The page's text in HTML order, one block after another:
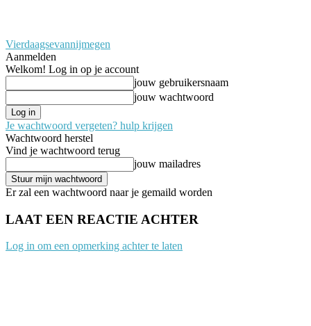
Vierdaagsevannijmegen
Aanmelden
Welkom! Log in op je account
jouw gebruikersnaam
jouw wachtwoord
Je wachtwoord vergeten? hulp krijgen
Wachtwoord herstel
Vind je wachtwoord terug
jouw mailadres
Er zal een wachtwoord naar je gemaild worden
LAAT EEN REACTIE ACHTER
Log in om een opmerking achter te laten